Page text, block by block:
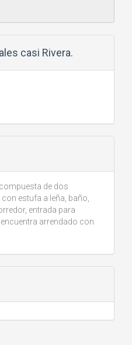
casi Rivera.
de dos
estufa a leña, baño,
entrada para
arrendado con